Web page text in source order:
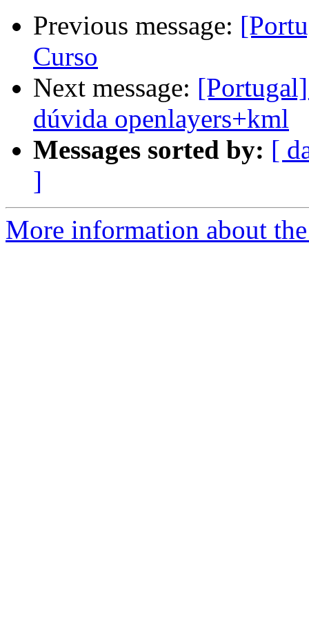
Previous message:
Curso
Next message:
dúvida openlayers+kml
Messages sorted by: [
]
More information about